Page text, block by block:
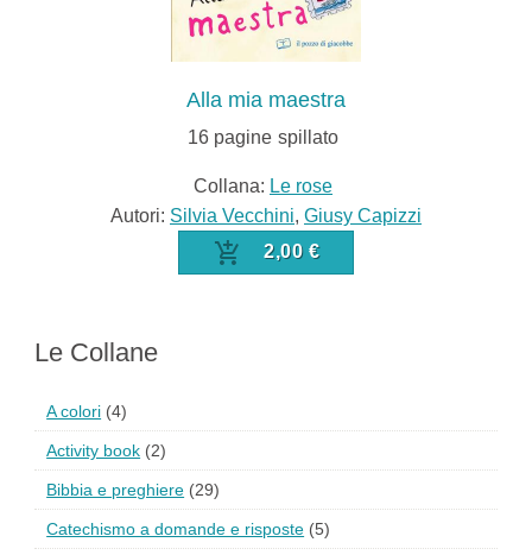
Alla mia maestra
16 pagine spillato
Collana: Le rose
Autori: Silvia Vecchini, Giusy Capizzi
2,00 €
Le Collane
A colori (4)
Activity book (2)
Bibbia e preghiere (29)
Catechismo a domande e risposte (5)